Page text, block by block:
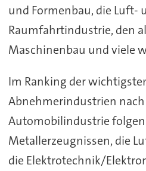
und Formenbau, die Luft-
Raumfahrtindustrie, den
Maschinenbau und viele
Im Ranking der
Abnehmerindustrien
Automobilindustrie
Metallerzeugnissen, die
die Elektrotechnik/